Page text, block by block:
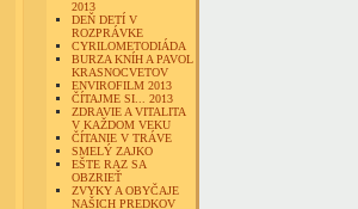
2013
DEŇ DETÍ V
ROZPRÁVKE
CYRILOMETODIÁDA
BURZA KNÍH A PAVOL
KRASNOCVETOV
ENVIROFILM 2013
ČÍTAJME SI... 2013
ZDRAVIE A VITALITA
V KAŽDOM VEKU
ČÍTANIE V TRÁVE
SMELÝ ZAJKO
EŠTE RAZ SA
OBZRIEŤ
ZVYKY A OBYČAJE
NAŠICH PREDKOV